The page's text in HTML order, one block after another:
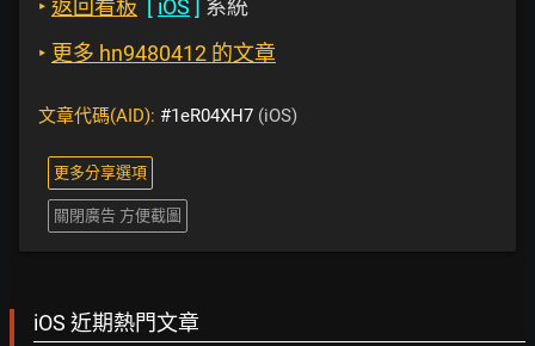
‣ 返回看板 [ iOS ] 系統
‣ 更多 hn9480412 的文章
文章代碼(AID): #1eR04XH7 (iOS)
更多分享選項
關閉廣告 方便截圖
iOS 近期熱門文章